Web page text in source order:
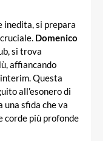
inedita, si prepara
Domenico
si trova
affiancando
Questa
all’esonero di
una sfida che va
corde più profonde